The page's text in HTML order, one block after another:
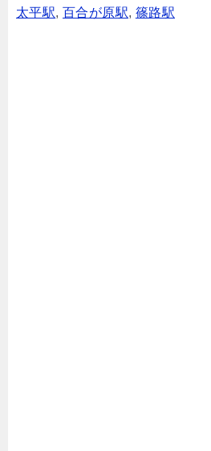
太平駅,百合が原駅, 篠路駅